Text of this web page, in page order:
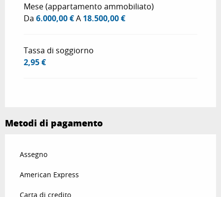
Mese (appartamento ammobiliato)
Da 6.000,00 €A 18.500,00 €
Tassa di soggiorno
2,95 €
Metodi di pagamento
Assegno
American Express
Carta di credito